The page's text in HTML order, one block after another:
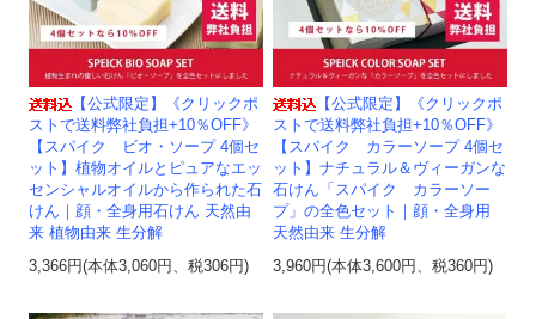
【公式限定】《クリックポ
ストで送料弊社負担+10％OFF》
【スパイク ビオ・ソープ 4個セ
ット】植物オイルとピュアなエッ
センシャルオイルから作られた石
けん｜顔・全身用石けん 天然由
来 植物由来 生分解
3,366円(本体3,060円、税306円)
【公式限定】《クリックポ
ストで送料弊社負担+10％OFF》
【スパイク カラーソープ 4個セ
ット】ナチュラル＆ヴィーガンな
石けん「スパイク カラーソー
プ」の全色セット｜顔・全身用
天然由来 生分解
3,960円(本体3,600円、税360円)